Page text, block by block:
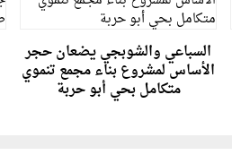
السباعي والشوبجي يضعان حجر
الأساس لمشروع بناء مجمع تنموي
متكامل بحي أبو حربة